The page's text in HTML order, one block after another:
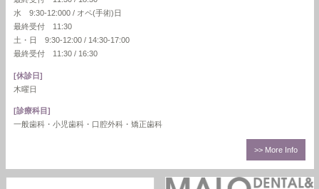
水 9:30-12:000 / オペ(手術)日
最終受付 11:30
土・日 9:30-12:00 / 14:30-17:00
最終受付 11:30 / 16:30
[休診日]
木曜日
[診療科目]
一般歯科・小児歯科・口腔外科・矯正歯科
>> More Info